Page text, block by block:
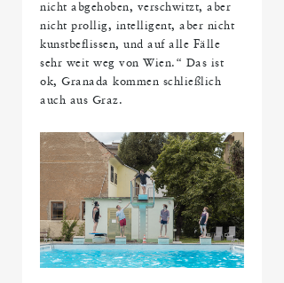
nicht abgehoben, verschwitzt, aber
nicht prollig, intelligent, aber nicht
kunstbeflissen, und auf alle Fälle
sehr weit weg von Wien.“ Das ist
ok, Granada kommen schließlich
auch aus Graz.